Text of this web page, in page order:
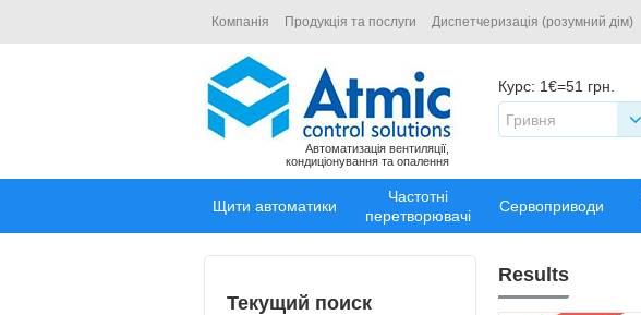
Компанія Продукція та послуги Диспетчеризація (розумний дім)
Автоматизація вентиляції,
кондиціонування та опалення
Курс: 1€=51 грн.
Гривня
Щити автоматики
Частотні
перетворювачі
Сервоприводи
Results
Текущий поиск